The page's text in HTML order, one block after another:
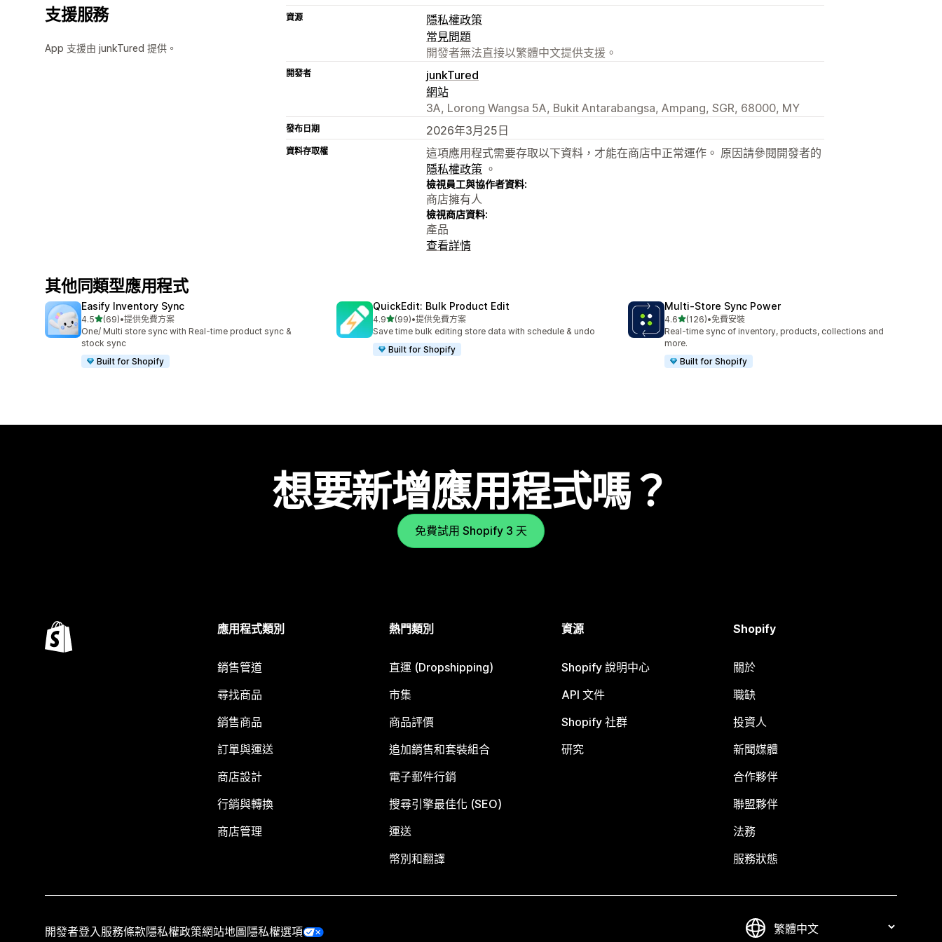
支援服務
App 支援由 junkTured 提供。
資源
隱私權政策
常見問題
開發者無法直接以繁體中文提供支援。
開發者
junkTured
網站
3A, Lorong Wangsa 5A, Bukit Antarabangsa, Ampang, SGR, 68000, MY
發布日期 2026年3月25日
資料存取權
這項應用程式需要存取以下資料，才能在商店中正常運作。 原因請參閱開發者的
隱私權政策 。
檢視員工與協作者資料:
商店擁有人
檢視商店資料:
產品
查看詳情
其他同類型應用程式
Easify Inventory Sync
4.5滿分 5 顆星
(69)
共有 69 則評價
•提供免費方案
One/ Multi store sync with Real-time product sync &
stock sync
Built for Shopify
QuickEdit: Bulk Product Edit
4.9滿分 5 顆星
(99)
共有 99 則評價
•提供免費方案
Save time bulk editing store data with schedule & undo
Built for Shopify
Multi‑Store Sync Power
4.6滿分 5 顆星
(126)
共有 126 則評價
•免費安裝
Real-time sync of inventory, products, collections and
more.
Built for Shopify
想要新增應用程式嗎？
免費試用 Shopify 3 天
應用程式類別
銷售管道
尋找商品
銷售商品
訂單與運送
商店設計
行銷與轉換
商店管理
熱門類別
直運 (Dropshipping)
市集
商品評價
追加銷售和套裝組合
電子郵件行銷
搜尋引擎最佳化 (SEO)
運送
幣別和翻譯
資源
Shopify 說明中心
API 文件
Shopify 社群
研究
Shopify
關於
職缺
投資人
新聞媒體
合作夥伴
聯盟夥伴
法務
服務狀態
開發者登入服務條款隱私權政策網站地圖 隱私權選項